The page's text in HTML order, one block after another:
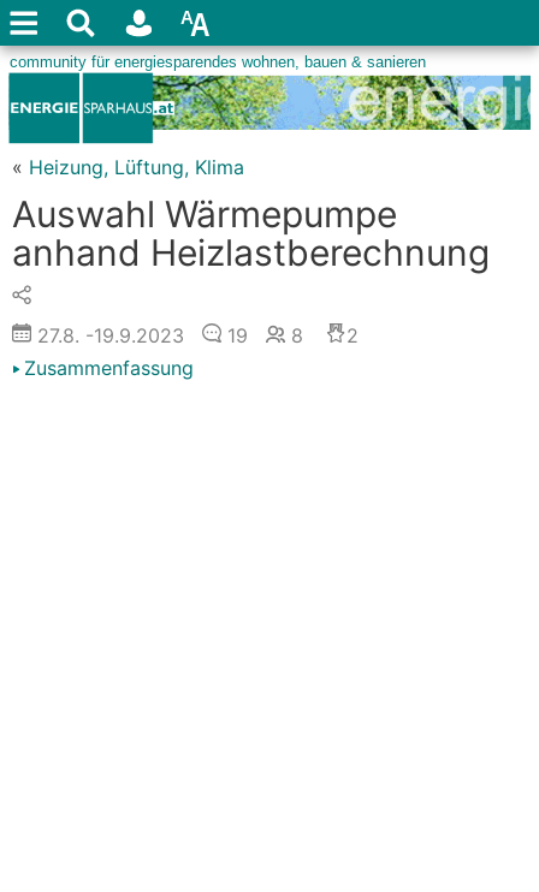
« Heizung, Lüftung, Klima
Auswahl Wärmepumpe
anhand Heizlastberechnung
27.8. -19.9.2023 19 8
2
Zusammenfassung